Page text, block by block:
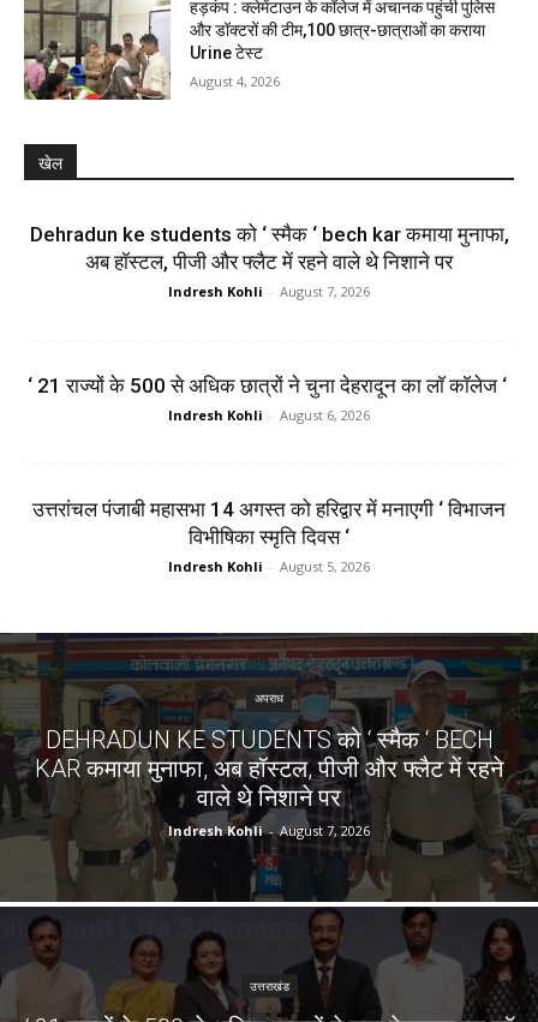
हड़कंप : क्लेमेंटाउन के कॉलेज में अचानक पहुंची पुलिस
और डॉक्टरों की टीम,100 छात्र-छात्राओं का कराया
Urine टेस्ट
August 4, 2026
खेल
Dehradun ke students को ‘ स्मैक ‘ bech kar कमाया मुनाफा,
अब हॉस्टल, पीजी और फ्लैट में रहने वाले थे निशाने पर
Indresh Kohli - August 7, 2026
‘ 21 राज्यों के 500 से अधिक छात्रों ने चुना देहरादून का लाॅ काॅलेज ‘
Indresh Kohli - August 6, 2026
उत्तरांचल पंजाबी महासभा 14 अगस्त को हरिद्वार में मनाएगी ‘ विभाजन
विभीषिका स्मृति दिवस ‘
Indresh Kohli - August 5, 2026
अपराध
DEHRADUN KE STUDENTS को ‘ स्मैक ‘ BECH
KAR कमाया मुनाफा, अब हॉस्टल, पीजी और फ्लैट में रहने
वाले थे निशाने पर
Indresh Kohli - August 7, 2026
उत्तराखंड